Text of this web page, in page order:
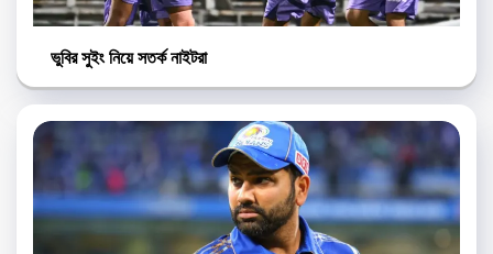
ভুবির সুইং নিয়ে সতর্ক নাইটরা